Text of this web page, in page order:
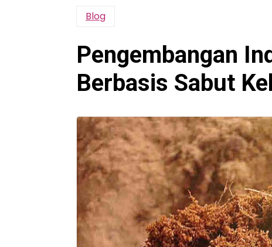
Blog
Pengembangan
Berbasis Sabut